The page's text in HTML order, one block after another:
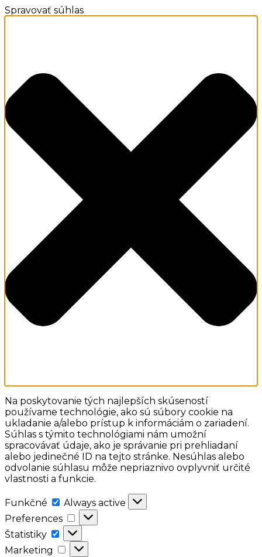
Spravovať súhlas
Na poskytovanie tých najlepších skúseností
používame technológie, ako sú súbory cookie na
ukladanie a/alebo prístup k informáciám o zariadení.
Súhlas s týmito technológiami nám umožní
spracovávať údaje, ako je správanie pri prehliadaní
alebo jedinečné ID na tejto stránke. Nesúhlas alebo
odvolanie súhlasu môže nepriaznivo ovplyvniť určité
vlastnosti a funkcie.
Funkčné Funkčné
Always active
Preferences
Preferences
Štatistiky
Štatistiky
Marketing
Marketing